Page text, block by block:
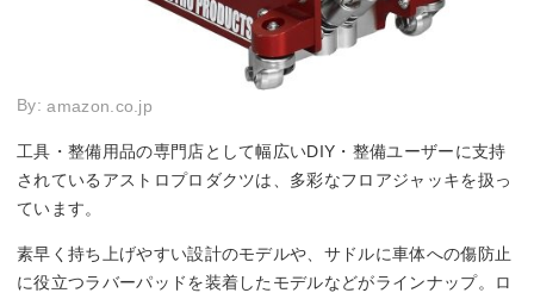
By:amazon.co.jp
工具・整備用品の専門店として幅広いDIY・整備ユーザーに支持
されているアストロプロダクツは、多彩なフロアジャッキを扱っ
ています。
素早く持ち上げやすい設計のモデルや、サドルに車体への傷防止
に役立つラバーパッドを装着したモデルなどがラインナップ。ロ